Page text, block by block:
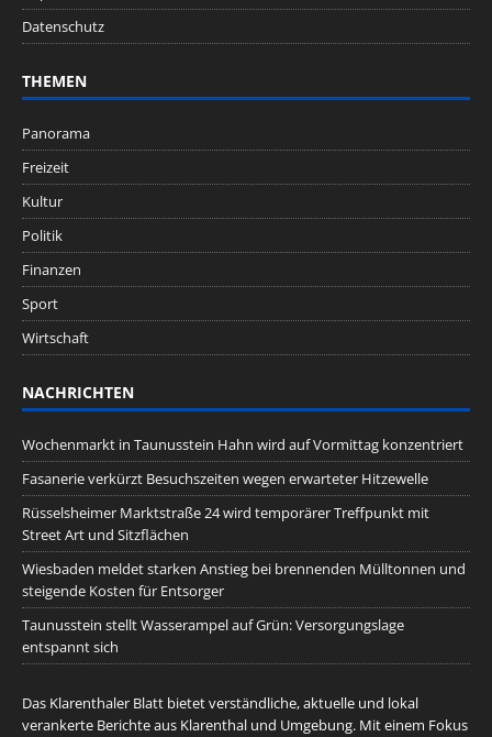
Datenschutz
THEMEN
Panorama
Freizeit
Kultur
Politik
Finanzen
Sport
Wirtschaft
NACHRICHTEN
Wochenmarkt in Taunusstein Hahn wird auf Vormittag konzentriert
Fasanerie verkürzt Besuchszeiten wegen erwarteter Hitzewelle
Rüsselsheimer Marktstraße 24 wird temporärer Treffpunkt mit
Street Art und Sitzflächen
Wiesbaden meldet starken Anstieg bei brennenden Mülltonnen und
steigende Kosten für Entsorger
Taunusstein stellt Wasserampel auf Grün: Versorgungslage
entspannt sich
Das Klarenthaler Blatt bietet verständliche, aktuelle und lokal
verankerte Berichte aus Klarenthal und Umgebung. Mit einem Fokus